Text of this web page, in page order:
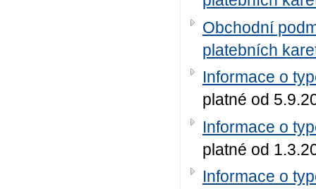
Obchodní
platebních
Informace o
platné od
Informace o
platné od
Informace o